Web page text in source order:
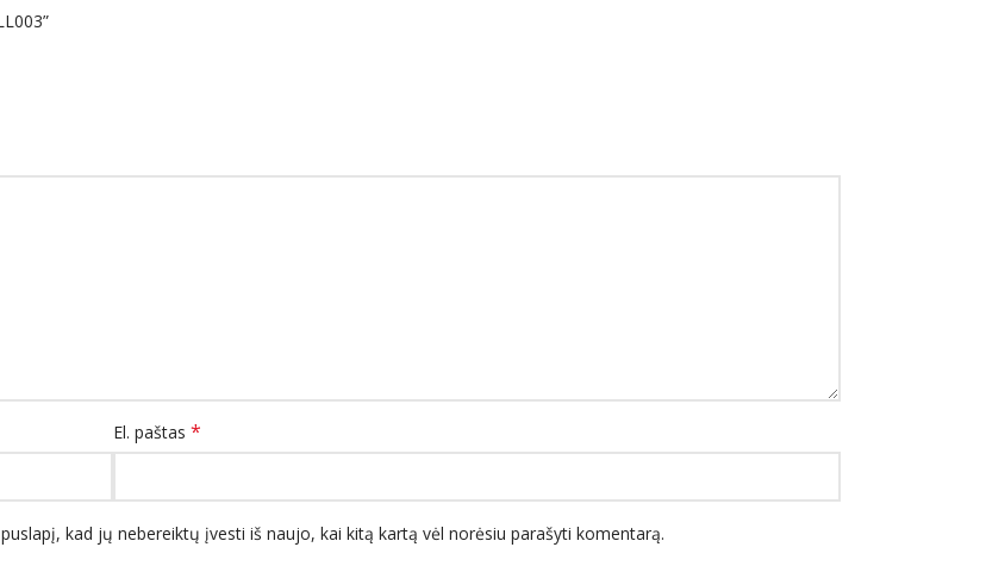
El. paštas *
kad jų nebereiktų įvesti iš naujo, kai kitą kartą vėl norėsiu parašyti komentarą.